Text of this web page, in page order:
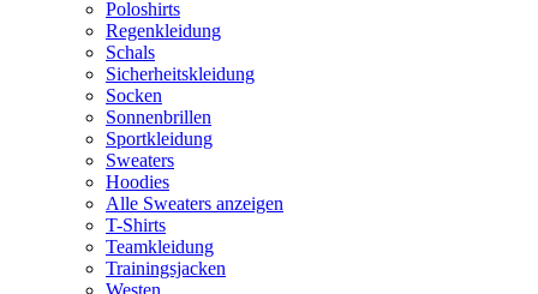
Poloshirts
Regenkleidung
Schals
Sicherheitskleidung
Socken
Sonnenbrillen
Sportkleidung
Sweaters
Hoodies
Alle Sweaters anzeigen
T-Shirts
Teamkleidung
Trainingsjacken
Westen